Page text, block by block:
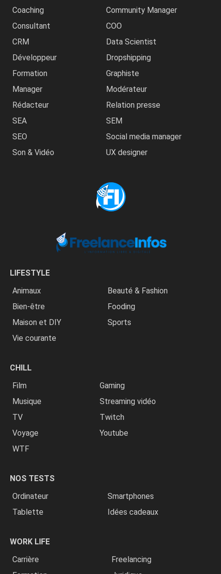
Coaching
Community Manager
Consultant
COO
CRM
Data Scientist
Développeur
Dropshipping
Formation
Graphiste
Manager
Modérateur
Rédacteur
Relation presse
SEA
SEM
SEO
Social media manager
Son & Vidéo
UX designer
LIFESTYLE
Animaux
Beauté & Fashion
Bien-être
Fooding
Maison et DIY
Sports
Vie courante
CHILL
Film
Gaming
Musique
Streaming vidéo
TV
Twitch
Voyage
Youtube
WTF
NOS TESTS
Ordinateur
Smartphones
Tablette
Idées cadeaux
WORK LIFE
Carrière
Freelancing